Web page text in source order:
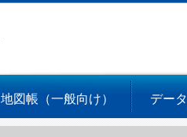
地図帳（一般向け） デー